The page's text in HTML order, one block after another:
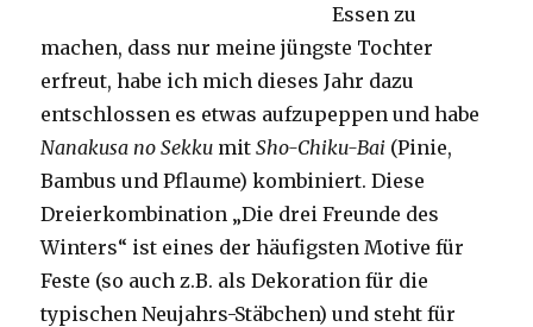
Essen zu
machen, dass nur meine jüngste Tochter
erfreut, habe ich mich dieses Jahr dazu
entschlossen es etwas aufzupeppen und habe
Nanakusa no Sekku mitSho-Chiku-Bai (Pinie,
Bambus und Pflaume) kombiniert. Diese
Dreierkombination „Die drei Freunde des
Winters“ ist eines der häufigsten Motive für
Feste (so auch z.B. als Dekoration für die
typischen Neujahrs-Stäbchen) und steht für